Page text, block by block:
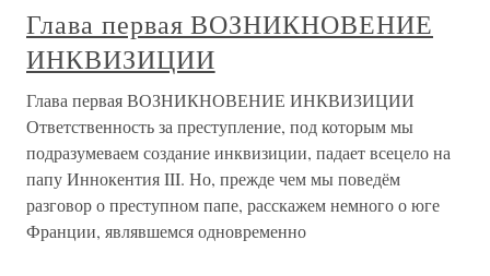
Глава первая ВОЗНИКНОВЕНИЕ
ИНКВИЗИЦИИ
Глава первая ВОЗНИКНОВЕНИЕ ИНКВИЗИЦИИ
Ответственность за преступление, под которым мы
подразумеваем создание инквизиции, падает всецело на
папу Иннокентия III. Но, прежде чем мы поведём
разговор о преступном папе, расскажем немного о юге
Франции, являвшемся одновременно